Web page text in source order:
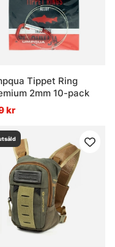
ett besök för den som
skillnaden mellan
på allvar.
Tippet Ring
2mm 10-pack
kr